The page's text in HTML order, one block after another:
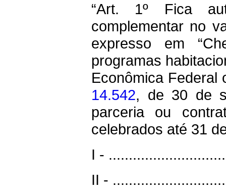
“Art. 1º Fica
complementar no
expresso em
programas
Econômica Federal
14.542, de 30 de
parceria ou
celebrados até 31
I -
II -